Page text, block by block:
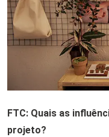
FTC: Quais as
projeto?